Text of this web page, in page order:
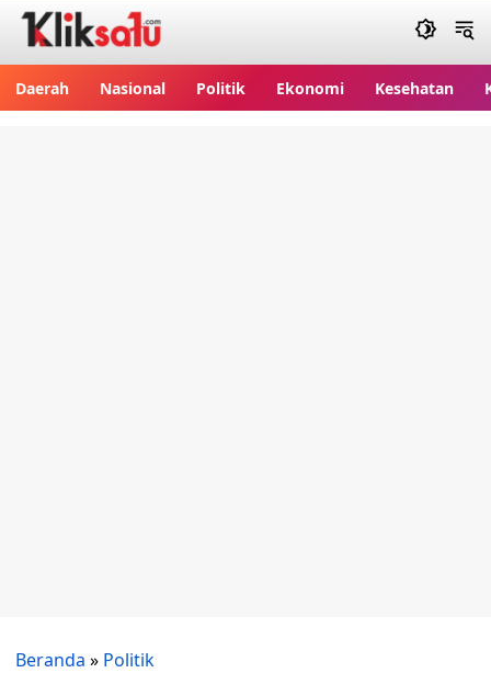
Daerah Nasional Politik Ekonomi Kesehatan
Beranda » Politik